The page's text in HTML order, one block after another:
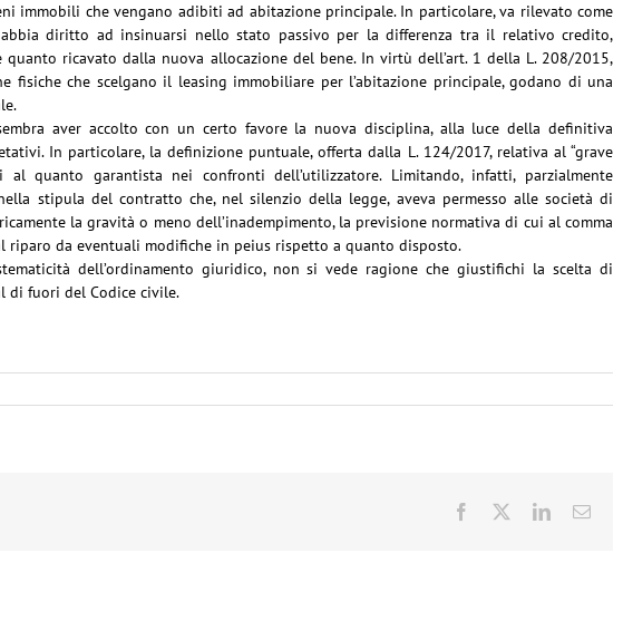
immobili che vengano adibiti ad abitazione principale. In particolare, va rilevato come
diritto ad insinuarsi nello stato passivo per la differenza tra il relativo credito,
ricavato dalla nuova allocazione del bene. In virtù dell’art. 1 della L. 208/2015,
fisiche che scelgano il leasing immobiliare per l’abitazione principale, godano di una
aver accolto con un certo favore la nuova disciplina, alla luce della definitiva
In particolare, la definizione puntuale, offerta dalla L. 124/2017, relativa al “grave
al quanto garantista nei confronti dell’utilizzatore. Limitando, infatti, parzialmente
stipula del contratto che, nel silenzio della legge, aveva permesso alle società di
la gravità o meno dell’inadempimento, la previsione normativa di cui al comma
riparo da eventuali modifiche in peius rispetto a quanto disposto.
dell’ordinamento giuridico, non si vede ragione che giustifichi la scelta di
di fuori del Codice civile.
Facebook LinkedInEmail